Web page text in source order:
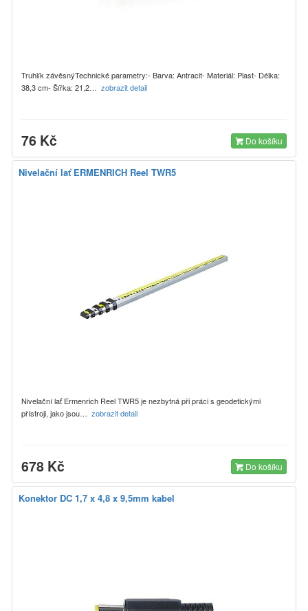
Truhlík závěsnýTechnické parametry:- Barva: Antracit- Materiál: Plast- Délka:
38,3 cm- Šířka: 21,2… zobrazit detail
76 Kč Do košíku
Nivelační lať ERMENRICH Reel TWR5
Nivelační lať Ermenrich Reel TWR5 je nezbytná při práci s geodetickými
přístroji, jako jsou… zobrazit detail
678 Kč Do košíku
Konektor DC 1,7 x 4,8 x 9,5mm kabel